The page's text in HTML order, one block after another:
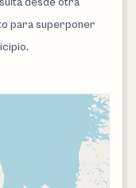
para superponer